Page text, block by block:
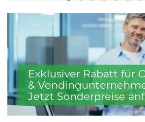
Exklusiver Rabatt für
&
Jetzt Sonderpreise